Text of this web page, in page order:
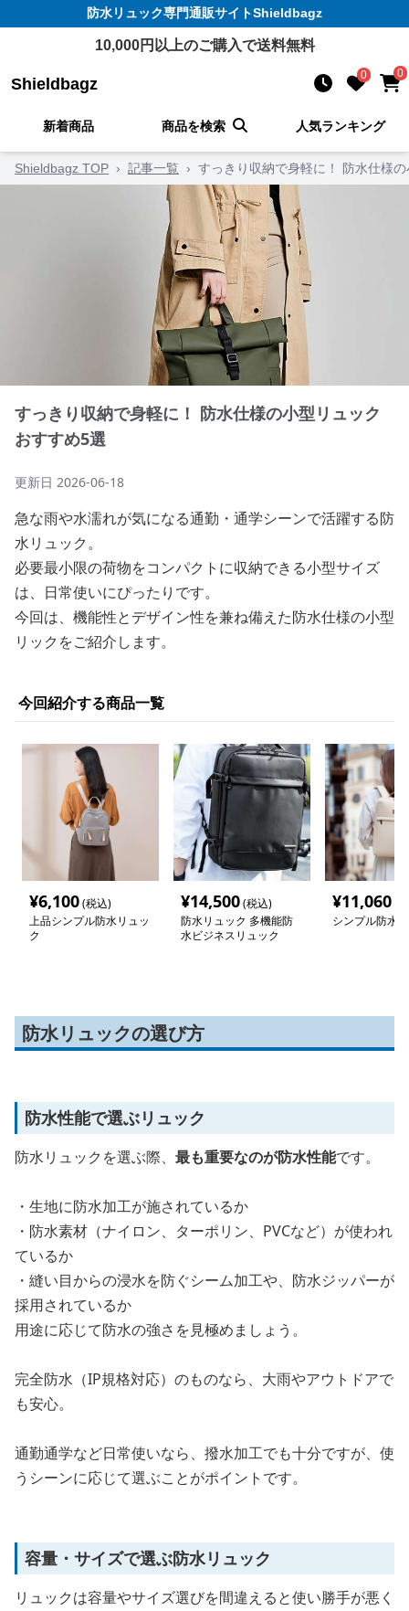
防水リュック専門通販サイトShieldbagz
10,000円以上のご購入で送料無料
Shieldbagz 0 0
新着商品 商品を検索 人気ランキング
Shieldbagz TOP › 記事一覧 › すっきり収納で身軽に！ 防水仕様
すっきり収納で身軽に！ 防水仕様の小型リュック
おすすめ5選
更新日 2026-06-18
急な雨や水濡れが気になる通勤・通学シーンで活躍する防
水リュック。
必要最小限の荷物をコンパクトに収納できる小型サイズ
は、日常使いにぴったりです。
今回は、機能性とデザイン性を兼ね備えた防水仕様の小型
リックをご紹介します。
今回紹介する商品一覧
¥6,100(税込)
上品シンプル防水リュッ
ク
¥14,500(税込)
防水リュック 多機能防
水ビジネスリュック
¥11,060
シンプル防水
防水リュックの選び方
防水性能で選ぶリュック
防水リュックを選ぶ際、 最も重要なのが防水性能です。
・生地に防水加工が施されているか
・防水素材（ナイロン、ターポリン、PVCなど）が使われ
ているか
・縫い目からの浸水を防ぐシーム加工や、防水ジッパーが
採用されているか
用途に応じて防水の強さを見極めましょう。
完全防水（IP規格対応）のものなら、大雨やアウトドアで
も安心。
通勤通学など日常使いなら、撥水加工でも十分ですが、使
うシーンに応じて選ぶことがポイントです。
容量・サイズで選ぶ防水リュック
リュックは容量やサイズ選びを間違えると使い勝手が悪く